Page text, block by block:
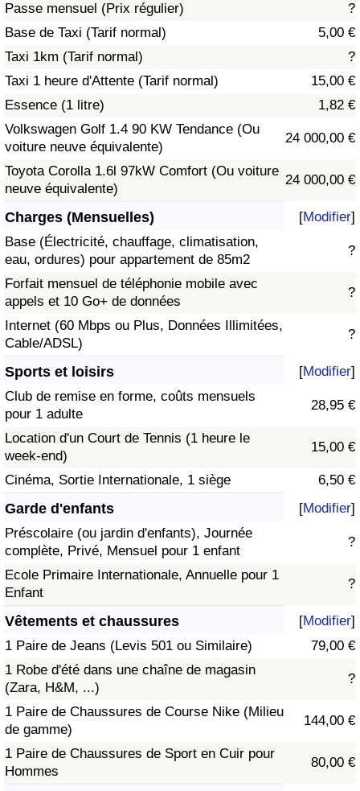
Passe mensuel (Prix régulier)
?
Base de Taxi (Tarif normal)
5,00 €
Taxi 1km (Tarif normal)
?
Taxi 1 heure d'Attente (Tarif normal)
15,00 €
Essence (1 litre)
1,82 €
Volkswagen Golf 1.4 90 KW Tendance (Ou
voiture neuve équivalente)
24 000,00 €
Toyota Corolla 1.6l 97kW Comfort (Ou voiture
neuve équivalente)
24 000,00 €
Charges (Mensuelles) [Modifier]
Base (Électricité, chauffage, climatisation,
eau, ordures) pour appartement de 85m2
?
Forfait mensuel de téléphonie mobile avec
appels et 10 Go+ de données
?
Internet (60 Mbps ou Plus, Données Illimitées,
Cable/ADSL)
?
Sports et loisirs [Modifier]
Club de remise en forme, coûts mensuels
pour 1 adulte
28,95 €
Location d'un Court de Tennis (1 heure le
week-end)
15,00 €
Cinéma, Sortie Internationale, 1 siège 6,50 €
Garde d'enfants [Modifier]
Préscolaire (ou jardin d'enfants), Journée
complète, Privé, Mensuel pour 1 enfant
?
Ecole Primaire Internationale, Annuelle pour 1
Enfant
?
Vêtements et chaussures [Modifier]
1 Paire de Jeans (Levis 501 ou Similaire)
79,00 €
1 Robe d'été dans une chaîne de magasin
(Zara, H&M, ...)
?
1 Paire de Chaussures de Course Nike (Milieu
de gamme)
144,00 €
1 Paire de Chaussures de Sport en Cuir pour
Hommes
80,00 €